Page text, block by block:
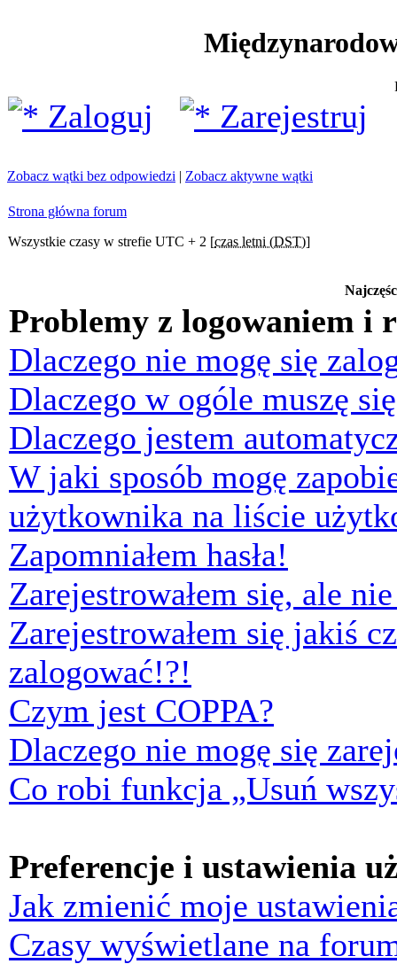
Zaloguj Zarejestruj
Zobacz wątki bez odpowiedzi | Zobacz aktywne wątki
Strona główna forum
Wszystkie czasy w strefie UTC + 2 [czas letni (DST)]
Problemy z logowaniem i
Dlaczego nie mogę się
Dlaczego w ogóle muszę
Dlaczego jestem
W jaki sposób mogę
użytkownika na liście
Zapomniałem hasła!
Zarejestrowałem się, ale
Zarejestrowałem się jakiś
zalogować!?!
Czym jest COPPA?
Dlaczego nie mogę się
Co robi funkcja „Usuń
Preferencje i ustawienia
Jak zmienić moje
Czasy wyświetlane na